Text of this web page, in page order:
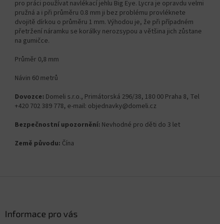
pro práci používat navlékací jehlu Big Eye. Lycra je opravdu velmi
pružná a i při průměru 0.8 mm ji bez problému provléknete
dvojitě dírkou o průměru 1 mm. Výhodou je, že při případném
přetržení náramku se korálky nerozsypou a většina jich zůstane
na gumičce.
Průměr 0,8 mm
Návin 60 metrů
Dovozce: Domeli s.r.o., Primátorská 296/38, 180 00 Praha 8, Tel
+420 702 389 778, e-mail: objednavky@domeli.cz
Bezpečnostní upozornění: Nevhodné pro děti do 3 let
Země původu: Čína
Informace pro vás